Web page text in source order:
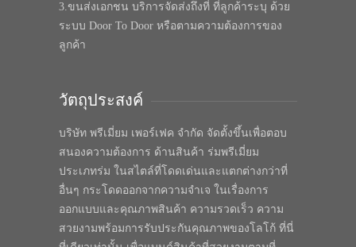
3.ขนส่งเอกชน บริการจัดส่งถึงที่ ที่ลูกค้าระบุ ด้วย
ระบบ Door To Door หรือตามความต้องการของ
ลูกค้า
วัตถุประสงค์
บริษัท พรีเมี่ยม เพอร์เฟค จำกัด จัดตั้งขึ้นเพื่อตอบ
สนองความต้องการ ด้านสินค้า ร่มพรีเมี่ยม
ประเภทร่ม ในสไตล์ที่โดดเด่นและแตกต่างกว่าที่
อื่นๆ กระโดดออกจากความจำเจ ในเรื่องการ
ออกแบบและคุณภาพสินค้า ความรวดเร็ว ความ
สวยงามพร้อมการรับประกันคุณภาพของโลโก้ ที่นี่